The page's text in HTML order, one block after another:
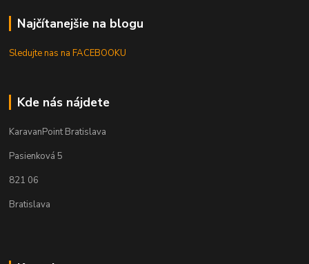
Najčítanejšie na blogu
Sledujte nas na FACEBOOKU
Kde nás nájdete
KaravanPoint Bratislava
Pasienková 5
821 06
Bratislava